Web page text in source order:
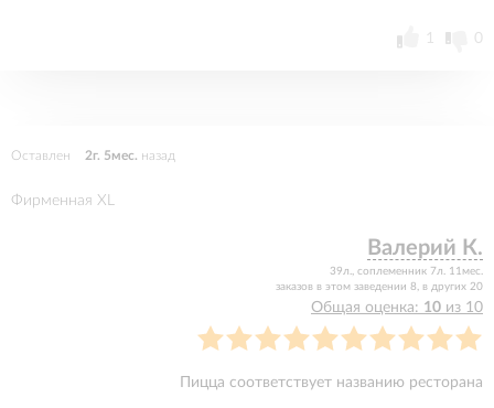
1 0
Оставлен 2г. 5мес. назад
Фирменная XL
Валерий К.
39л., соплеменник 7л. 11мес.
заказов в этом заведении 8, в других 20
Общая оценка: 10 из 10
Пицца соответствует названию ресторана